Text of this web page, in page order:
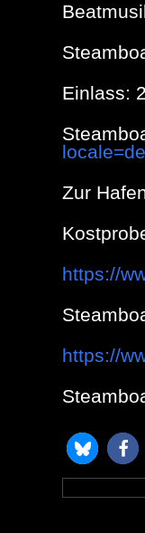
Einlass:
Zur
https://
https://